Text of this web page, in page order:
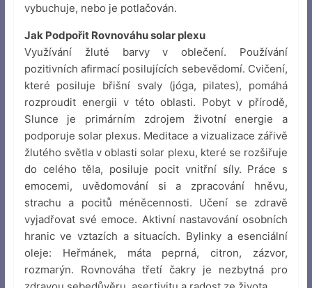
vybuchuje, nebo je potlačován.
Jak Podpořit Rovnováhu solar plexu
Využívání žluté barvy v oblečení. Používání
pozitivních afirmací posilujících sebevědomí. Cvičení,
které posiluje břišní svaly (jóga, pilates), pomáhá
rozproudit energii v této oblasti. Pobyt v přírodě,
Slunce je primárním zdrojem životní energie a
podporuje solar plexus. Meditace a vizualizace zářivě
žlutého světla v oblasti solar plexu, které se rozšiřuje
do celého těla, posiluje pocit vnitřní síly. Práce s
emocemi, uvědomování si a zpracování hněvu,
strachu a pocitů méněcennosti. Učení se zdravě
vyjadřovat své emoce. Aktivní nastavování osobních
hranic ve vztazích a situacích. Bylinky a esenciální
oleje: Heřmánek, máta peprná, citron, zázvor,
rozmarýn. Rovnováha třetí čakry je nezbytná pro